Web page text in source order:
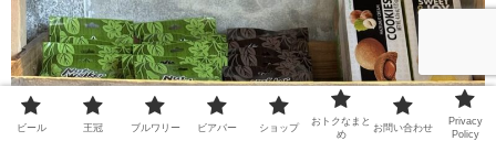
ビール 王冠 ブルワリー ビアバー ショップ
おトクなまと
め
お問い合わせ
Privacy
Policy